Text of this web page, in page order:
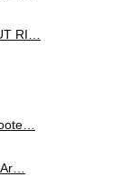
RI…